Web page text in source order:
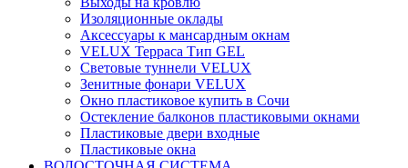
Изоляционные оклады
Аксессуары к мансардным окнам
VELUX Терраса Тип GEL
Световые туннели VELUX
Зенитные фонари VELUX
Окно пластиковое купить в Сочи
Остекление балконов пластиковыми окнами
Пластиковые двери входные
Пластиковые окна